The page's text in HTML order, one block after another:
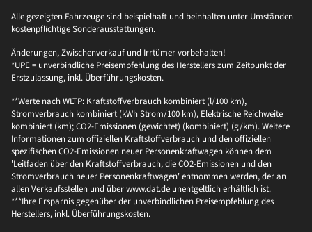
Alle gezeigten Fahrzeuge sind beispielhaft und beinhalten unter Umständen
kostenpflichtige Sonderausstattungen.
Änderungen, Zwischenverkauf und Irrtümer vorbehalten!
*UPE = unverbindliche Preisempfehlung des Herstellers zum Zeitpunkt der
Erstzulassung, inkl. Überführungskosten.
**Werte nach WLTP: Kraftstoffverbrauch kombiniert (l/100 km),
Stromverbrauch kombiniert (kWh Strom/100 km), Elektrische Reichweite
kombiniert (km); CO2-Emissionen (gewichtet) (kombiniert) (g/km). Weitere
Informationen zum offiziellen Kraftstoffverbrauch und den offiziellen
spezifischen CO2-Emissionen neuer Personenkraftwagen können dem
'Leitfaden über den Kraftstoffverbrauch, die CO2-Emissionen und den
Stromverbrauch neuer Personenkraftwagen' entnommen werden, der an
allen Verkaufsstellen und über www.dat.de unentgeltlich erhältlich ist.
***Ihre Ersparnis gegenüber der unverbindlichen Preisempfehlung des
Herstellers, inkl. Überführungskosten.